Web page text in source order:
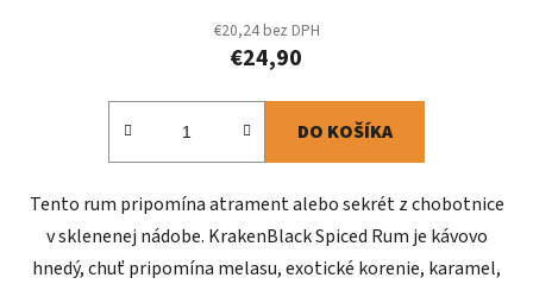
€20,24 bez DPH
€24,90
DO KOŠÍKA
Tento rum pripomína atrament alebo sekrét z chobotnice
v sklenenej nádobe. KrakenBlack Spiced Rum je kávovo
hnedý, chuť pripomína melasu, exotické korenie, karamel,